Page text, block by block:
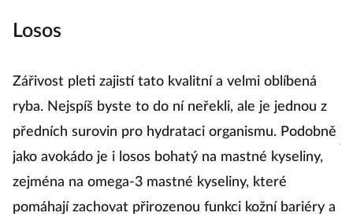
Losos
Zářivost pleti zajistí tato kvalitní a velmi oblíbená
ryba. Nejspíš byste to do ní neřekli, ale je jednou z
předních surovin pro hydrataci organismu. Podobně
jako avokádo je i losos bohatý na mastné kyseliny,
zejména na omega-3 mastné kyseliny, které
pomáhají zachovat přirozenou funkci kožní bariéry a